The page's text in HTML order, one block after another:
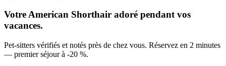
Votre American Shorthair adoré pendant vos
vacances.
Pet-sitters vérifiés et notés près de chez vous. Réservez en 2 minutes
— premier séjour à -20 %.